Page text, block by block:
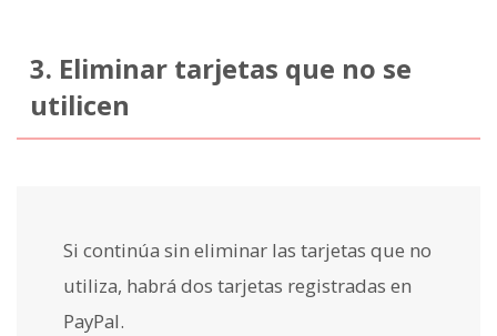
3. Eliminar tarjetas que no se
utilicen
Si continúa sin eliminar las tarjetas que no
utiliza, habrá dos tarjetas registradas en
PayPal.